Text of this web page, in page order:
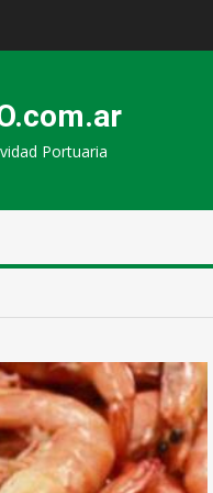
Portuaria